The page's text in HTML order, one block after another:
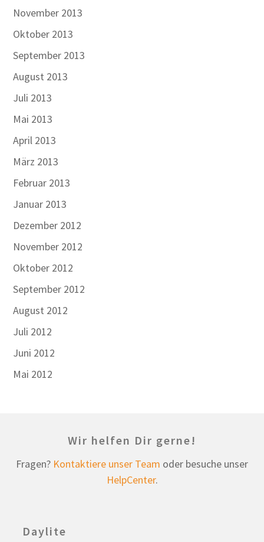
November 2013
Oktober 2013
September 2013
August 2013
Juli 2013
Mai 2013
April 2013
März 2013
Februar 2013
Januar 2013
Dezember 2012
November 2012
Oktober 2012
September 2012
August 2012
Juli 2012
Juni 2012
Mai 2012
Wir helfen Dir gerne!
Fragen? Kontaktiere unser Team oder besuche unser
HelpCenter.
Daylite